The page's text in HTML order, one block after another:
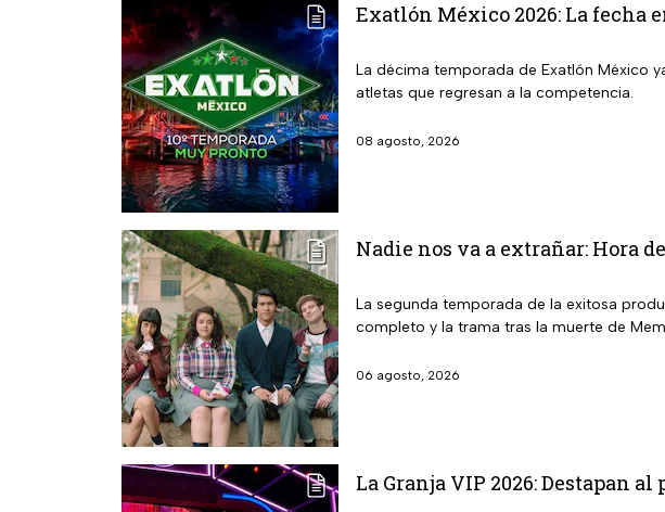
Exatlón México 2026: La fecha
La décima temporada de Exatlón México
atletas que regresan a la competencia.
08 agosto, 2026
Nadie nos va a extrañar: Hora
La segunda temporada de la exitosa
completo y la trama tras la muerte de
06 agosto, 2026
La Granja VIP 2026: